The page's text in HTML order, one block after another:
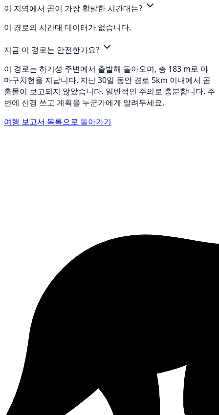
이 지역에서 곰이 가장 활발한 시간대는?
이 경로의 시간대 데이터가 없습니다.
지금 이 경로는 안전한가요?
이 경로는 하기성 주변에서 출발해 돌아오며, 총 183 m로 야
마구치현을 지납니다. 지난 30일 동안 경로 5km 이내에서 곰
출몰이 보고되지 않았습니다. 일반적인 주의로 충분합니다. 주
변에 신경 쓰고 계획을 누군가에게 알려두세요.
여행 보고서 목록으로 돌아가기